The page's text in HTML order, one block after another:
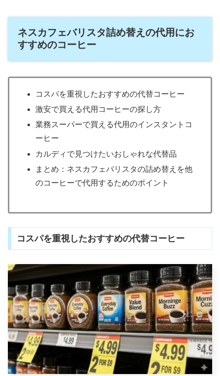
ネスカフェバリスタ詰め替えの代用にお
すすめのコーヒー
コスパを重視したおすすめの代替コーヒー
激安で買える代用コーヒーの探し方
業務スーパーで買える代用のインスタントコ
ーヒー
カルディで見つけたいおしゃれな代替品
まとめ：ネスカフェバリスタの詰め替えを他
のコーヒーで代用するためのポイント
コスパを重視したおすすめの代替コーヒー